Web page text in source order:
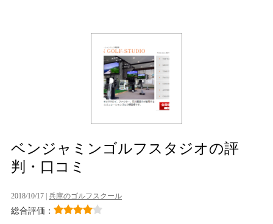
ベンジャミンゴルフスタジオの評
判・口コミ
2018/10/17 | 兵庫のゴルフスクール
総合評価：